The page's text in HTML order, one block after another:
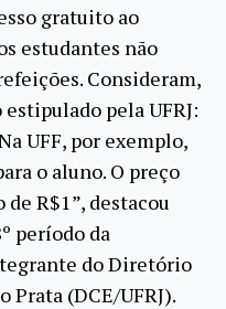
gratuito ao
estudantes não
Consideram,
pela UFRJ:
UFF, por exemplo,
o aluno. O preço
R$1”, destacou
período da
do Diretório
(DCE/UFRJ).